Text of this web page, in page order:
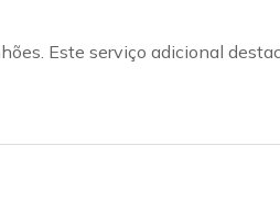
Este serviço adicional